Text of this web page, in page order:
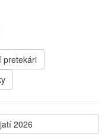
pretekári
2026